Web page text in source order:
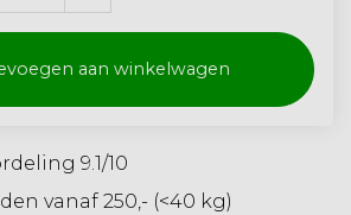
aan winkelwagen
9.1/10
vanaf 250,- (<40 kg)